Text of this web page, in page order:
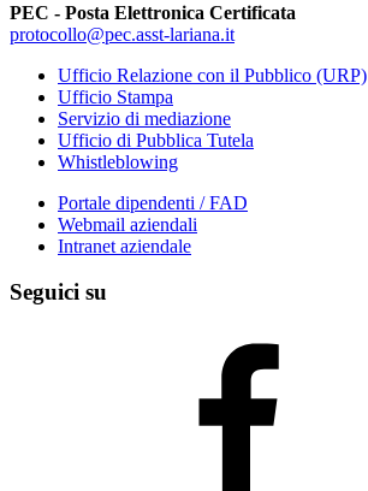
PEC - Posta Elettronica Certificata
protocollo@pec.asst-lariana.it
Ufficio Relazione con il Pubblico (URP)
Ufficio Stampa
Servizio di mediazione
Ufficio di Pubblica Tutela
Whistleblowing
Portale dipendenti / FAD
Webmail aziendali
Intranet aziendale
Seguici su